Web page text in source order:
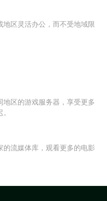
地区灵活办公，而不受地域限
地区的游戏服务器，享受更多
的流媒体库，观看更多的电影